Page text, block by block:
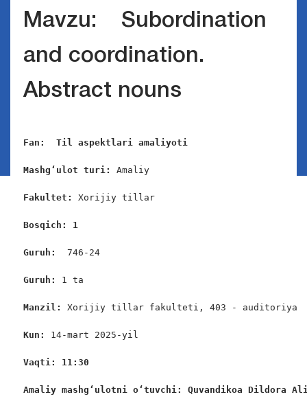
Mavzu: Subordination
and coordination.
Abstract nouns
Fan:  Til aspektlari amaliyoti
Mashg‘ulot turi: Amaliy
Fakultet: Xorijiy tillar
Bosqich: 1
Guruh: 746-24
Guruh: 1 ta
Manzil: Xorijiy tillar fakulteti, 403 - auditoriya
Kun: 14-mart 2025-yil
Vaqti: 11:30
Amaliy mashgʻulotni oʻtuvchi: Quvandikoa Dildora